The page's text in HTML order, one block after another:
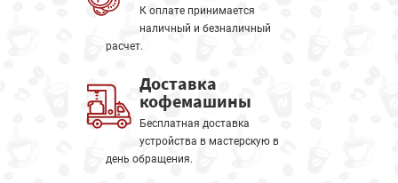
К оплате принимается
наличный и безналичный
расчет.
Доставка
кофемашины
Бесплатная доставка
устройства в мастерскую в
день обращения.